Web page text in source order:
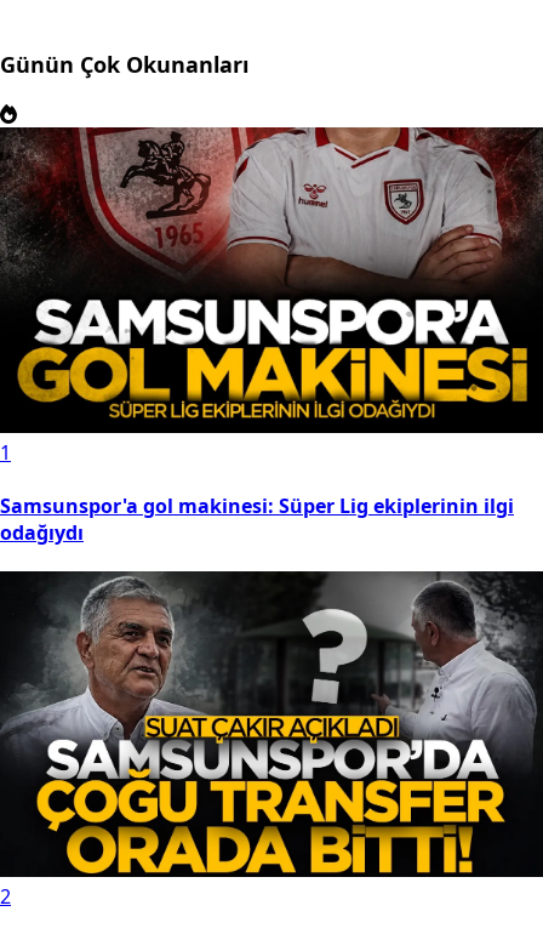
Günün Çok Okunanları
1
Samsunspor'a gol makinesi: Süper Lig ekiplerinin ilgi
odağıydı
2